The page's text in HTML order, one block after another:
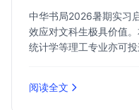
中华书局2026暑期实习
效应对文科生极具价值
统计学等理工专业亦可
阅读全文